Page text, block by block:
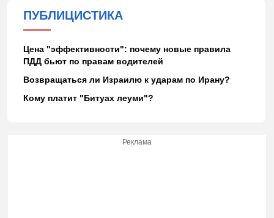
ПУБЛИЦИСТИКА
Цена "эффективности": почему новые правила
ПДД бьют по правам водителей
Возвращаться ли Израилю к ударам по Ирану?
Кому платит "Битуах леуми"?
Реклама